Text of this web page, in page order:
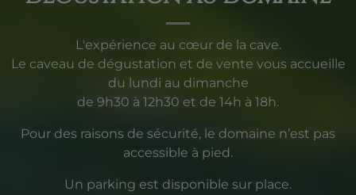
L'expérience au cœur de la cave.
Le caveau de dégustation et de vente vous accueille
du lundi au dimanche
de 9h30 à 12h30 et de 14h à 18h.
Pour des raisons de sécurité, le domaine n’est pas
accessible à pied.
Un parking est disponible sur place.